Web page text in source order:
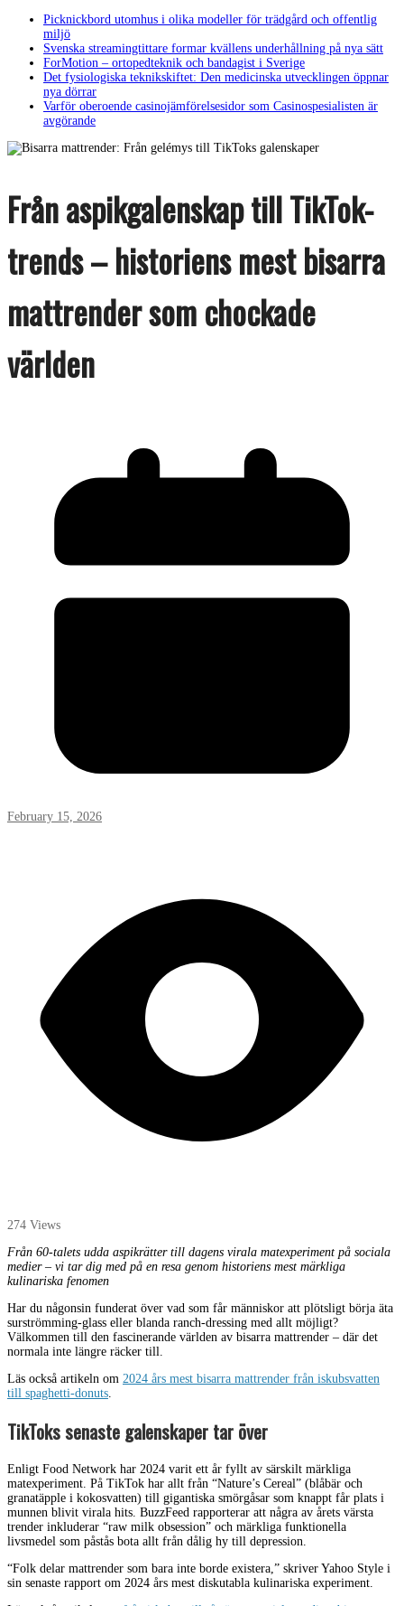
Picknickbord utomhus i olika modeller för trädgård och offentlig
miljö
Svenska streamingtittare formar kvällens underhållning på nya sätt
ForMotion – ortopedteknik och bandagist i Sverige
Det fysiologiska teknikskiftet: Den medicinska utvecklingen öppnar
nya dörrar
Varför oberoende casinojämförelsesidor som Casinospesialisten är
avgörande
Från aspikgalenskap till TikTok-
trends – historiens mest bisarra
mattrender som chockade
världen
February 15, 2026
274 Views
Från 60-talets udda aspikrätter till dagens virala matexperiment på sociala
medier – vi tar dig med på en resa genom historiens mest märkliga
kulinariska fenomen
Har du någonsin funderat över vad som får människor att plötsligt börja äta
surströmming-glass eller blanda ranch-dressing med allt möjligt?
Välkommen till den fascinerande världen av bisarra mattrender – där det
normala inte längre räcker till.
Läs också artikeln om 2024 års mest bisarra mattrender från iskubsvatten
till spaghetti-donuts
TikToks senaste galenskaper tar över
Enligt Food Network har 2024 varit ett år fyllt av särskilt märkliga
matexperiment. På TikTok har allt från “Nature’s Cereal” (blåbär och
granatäpple i kokosvatten) till gigantiska smörgåsar som knappt får plats i
munnen blivit virala hits. BuzzFeed rapporterar att några av årets värsta
trender inkluderar “raw milk obsession” och märkliga funktionella
livsmedel som påstås bota allt från dålig hy till depression.
“Folk delar mattrender som bara inte borde existera,” skriver Yahoo Style i
sin senaste rapport om 2024 års mest diskutabla kulinariska experiment.